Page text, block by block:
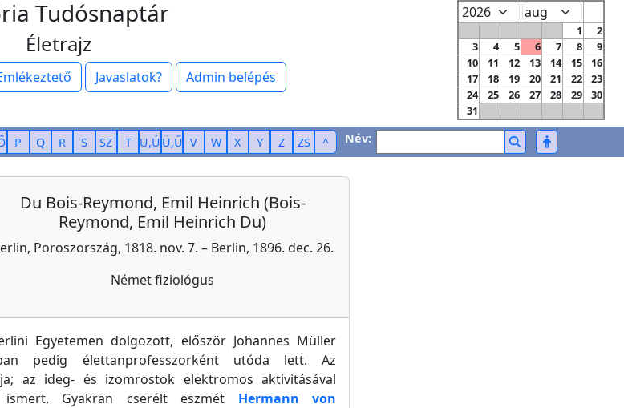
Tudósnaptár
Életrajz
Javaslatok? Admin belépés
1
2
3
4 5 6 7 8
9
10
11 12 13 14 15
16
17
18 19 20 21 22
23
24
25 26 27 28 29
30
31
P Q R S SZ T U,Ú Ü,Ű V W X Y Z ZS ^ Név:
Du Bois-Reymond, Emil Heinrich (Bois-
Reymond, Emil Heinrich Du)
Poroszország, 1818. nov. 7. – Berlin, 1896. dec. 26.
Német fiziológus
Egyetemen dolgozott, először Johannes Müller
pedig élettanprofesszorként utóda lett. Az
az ideg- és izomrostok elektromos aktivitásával
ismert. Gyakran cserélt eszmét Hermann von